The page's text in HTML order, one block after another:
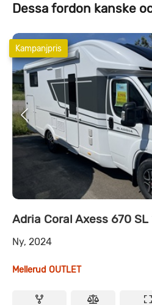
Dessa fordon kanske
Kampanjpris
Adria Coral Axess 670 SL
Ny, 2024
Mellerud OUTLET